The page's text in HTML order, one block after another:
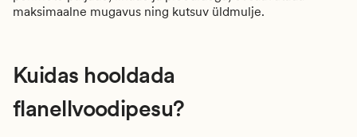
maksimaalne mugavus ning kutsuv üldmulje.
Kuidas hooldada
flanellvoodipesu?